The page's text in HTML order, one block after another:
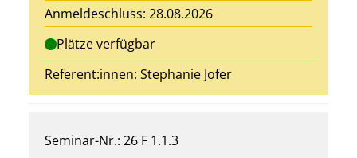
Anmeldeschluss: 28.08.2026
Plätze verfügbar
Referent:innen: Stephanie Jofer
Seminar-Nr.: 26 F 1.1.3